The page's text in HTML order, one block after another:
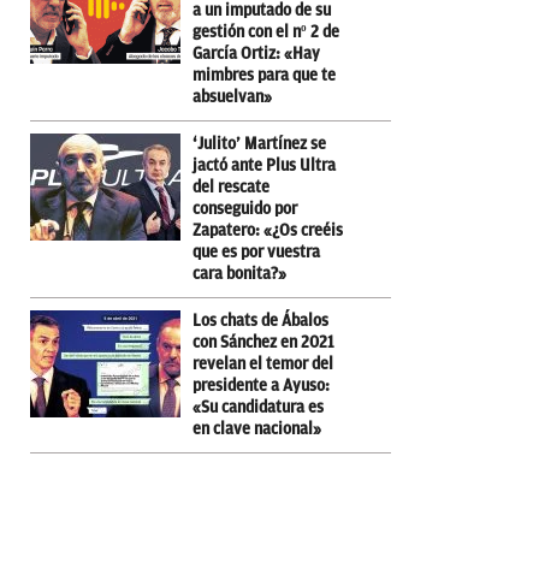
a un imputado de su
gestión con el nº 2 de
García Ortiz: «Hay
mimbres para que te
absuelvan»
‘Julito’ Martínez se
jactó ante Plus Ultra
del rescate
conseguido por
Zapatero: «¿Os creéis
que es por vuestra
cara bonita?»
Los chats de Ábalos
con Sánchez en 2021
revelan el temor del
presidente a Ayuso:
«Su candidatura es
en clave nacional»